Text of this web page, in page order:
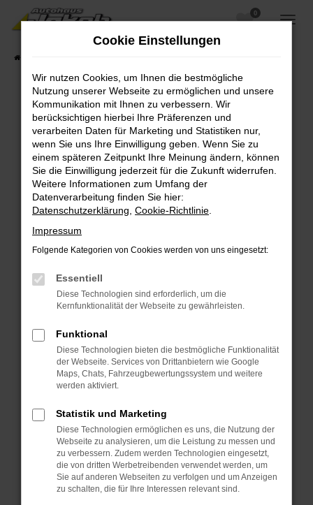
Zum
Hauptinhalt
0
Fehler: Network Error
Beim Laden ist ein Fehler aufgetreten.
Hier sind ein paar Tipps, die dir helfen können:
Überprüfe deine Firewall und deine
Internetverbindung.
Laden andere Webseiten, zum Beispiel deine
Suchmaschine?
Prüfe deine Browsererweiterungen.
Manche Erweiterungen, wie Werbeblocker,
können das Laden bestimmter Seiten
verhindern. Funktioniert die Seite in einem
Fenster?
Starte dein Gerät neu.
Das kann manchmal helfen, vorübergehende
Probleme zu beheben.
Betriebssystem auf dem neuesten Stand
sind.
Veraltete Software birgt nicht nur ein
Sicherheitsrisiko, sondern kann auch dazu
führen, dass bestimmte Funktionen nicht mehr
unterstützt werden.
Cookie Einstellungen
Wir nutzen Cookies, um Ihnen die bestmögliche
Nutzung unserer Webseite zu ermöglichen und unsere
Kommunikation mit Ihnen zu verbessern. Wir
berücksichtigen hierbei Ihre Präferenzen und
verarbeiten Daten für Marketing und Statistiken nur,
wenn Sie uns Ihre Einwilligung geben. Wenn Sie zu
einem späteren Zeitpunkt Ihre Meinung ändern, können
Sie die Einwilligung jederzeit für die Zukunft widerrufen.
Weitere Informationen zum Umfang der
Datenverarbeitung finden Sie hier:
Datenschutzerklärung Cookie-Richtlinie
Impressum
Folgende Kategorien von Cookies werden von uns eingesetzt:
Essentiell
Diese Technologien sind erforderlich, um die
Kernfunktionalität der Webseite zu gewährleisten.
Funktional
Diese Technologien bieten die bestmögliche Funktionalität
der Webseite. Services von Drittanbietern wie Google
Maps, Chats, Fahrzeugbewertungssystem und weitere
werden aktiviert.
Statistik und Marketing
Diese Technologien ermöglichen es uns, die Nutzung der
Webseite zu analysieren, um die Leistung zu messen und
zu verbessern. Zudem werden Technologien eingesetzt,
die von dritten Werbetreibenden verwendet werden, um
Sie auf anderen Webseiten zu verfolgen und um Anzeigen
zu schalten, die für Ihre Interessen relevant sind.